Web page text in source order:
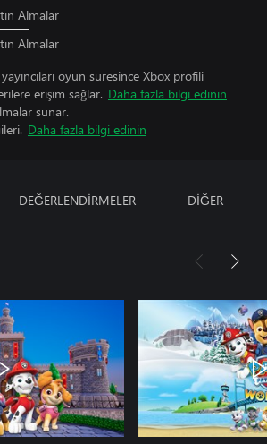
Almalar
Almalar
yayıncıları oyun süresince Xbox profili
erişim sağlar. Daha fazla bilgi edinin
sunar.
Daha fazla bilgi edinin
DEĞERLENDİRMELER DİĞER